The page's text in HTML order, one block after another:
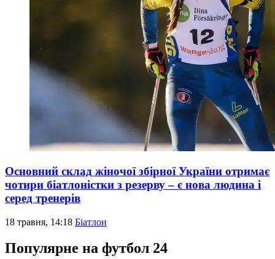
Основний склад жіночої збірної України отримає
чотири біатлоністки з резерву – є нова людина і
серед тренерів
18 травня, 14:18 Біатлон
Популярне на футбол 24